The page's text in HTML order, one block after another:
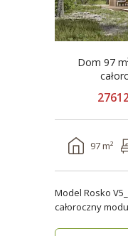
Dom 97
97 m²
Model Rosko
całoroczny